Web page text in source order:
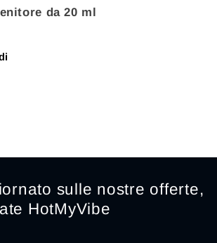
da 20 ml
sulle nostre offerte,
HotMyVibe